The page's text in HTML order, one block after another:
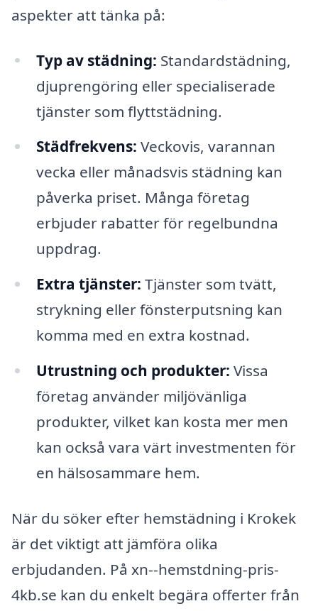
aspekter att tänka på:
Typ av städning: Standardstädning,
djuprengöring eller specialiserade
tjänster som flyttstädning.
Städfrekvens: Veckovis, varannan
vecka eller månadsvis städning kan
påverka priset. Många företag
erbjuder rabatter för regelbundna
uppdrag.
Extra tjänster: Tjänster som tvätt,
strykning eller fönsterputsning kan
komma med en extra kostnad.
Utrustning och produkter: Vissa
företag använder miljövänliga
produkter, vilket kan kosta mer men
kan också vara värt investmenten för
en hälsosammare hem.
När du söker efter hemstädning i Krokek
är det viktigt att jämföra olika
erbjudanden. På xn--hemstdning-pris-
4kb.se kan du enkelt begära offerter från